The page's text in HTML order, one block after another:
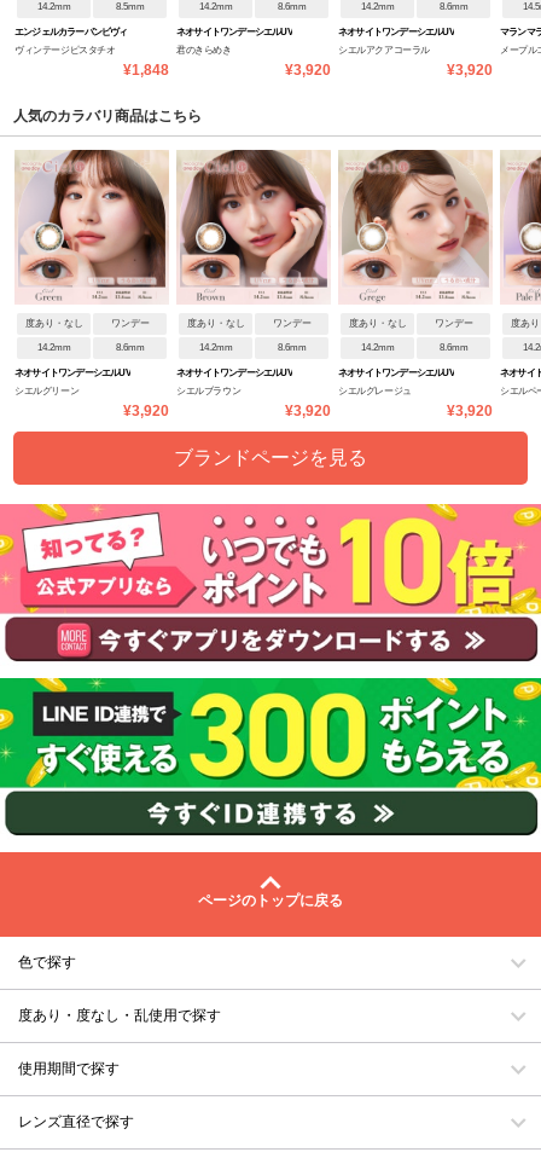
14.2mm 8.5mm
エンジェルカラーバンビヴィ
ンテージワンデー
ヴィンテージピスタチオ
¥1,848
14.2mm 8.6mm
ネオサイトワンデーシエルUV
君のきらめき
¥3,920
14.2mm 8.6mm
ネオサイトワンデーシエルUV
シエルアクアコーラル
¥3,920
マランマ
メープル
人気のカラバリ商品はこちら
度あり・なし ワンデー
14.2mm 8.6mm
ネオサイトワンデーシエルUV
シエルグリーン
¥3,920
度あり・なし ワンデー
14.2mm 8.6mm
ネオサイトワンデーシエルUV
シエルブラウン
¥3,920
度あり・なし ワンデー
14.2mm 8.6mm
ネオサイトワンデーシエルUV
シエルグレージュ
¥3,920
度あ
ネオサイ
シエルペ
ブランドページを見る
ページのトップに戻る
色で探す
度あり・度なし・乱使用で探す
使用期間で探す
レンズ直径で探す